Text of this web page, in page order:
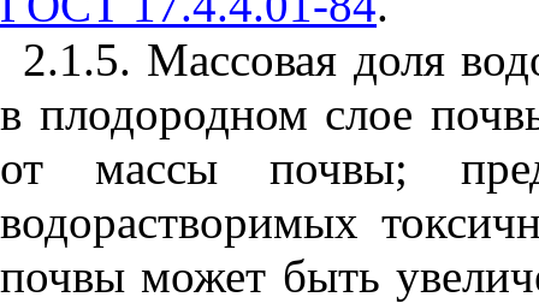
2.1.5. Массовая доля
в плодородном слое
от массы почвы;
водорастворимых
почвы может быть